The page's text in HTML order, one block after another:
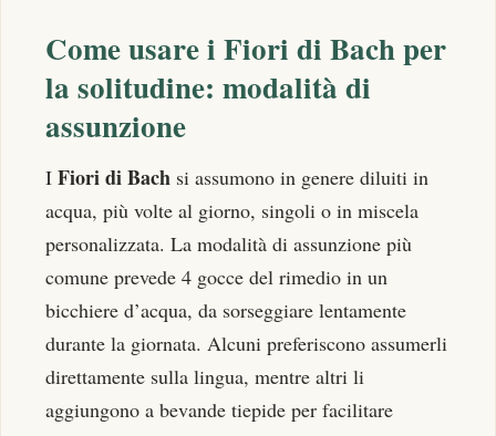
Come usare i Fiori di Bach per
la solitudine: modalità di
assunzione
I Fiori di Bach si assumono in genere diluiti in
acqua, più volte al giorno, singoli o in miscela
personalizzata. La modalità di assunzione più
comune prevede 4 gocce del rimedio in un
bicchiere d’acqua, da sorseggiare lentamente
durante la giornata. Alcuni preferiscono assumerli
direttamente sulla lingua, mentre altri li
aggiungono a bevande tiepide per facilitare